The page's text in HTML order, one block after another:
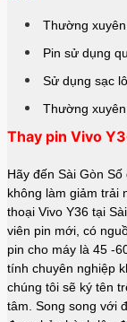
Thường
Pin sử dụng
Sử dụng sạc
Thường
Thay pin Vivo
Hãy đến Sài Gòn
không làm giảm trải
thoại Vivo Y36 tại
viên pin mới, có
pin cho máy là 45 -
tính chuyên nghiệp
chúng tôi sẽ ký tên
tâm. Song song với